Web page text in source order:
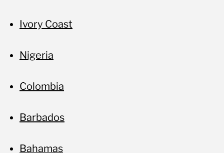
Ivory Coast
Nigeria
Colombia
Barbados
Bahamas